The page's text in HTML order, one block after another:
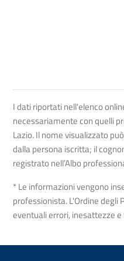
I dati riportati nell'elenco
necessariamente con quelli
Lazio. Il nome visualizzato
dalla persona iscritta; il
registrato nell’Albo
* Le informazioni vengono
professionista. L'Ordine degli
eventuali errori, inesattezze